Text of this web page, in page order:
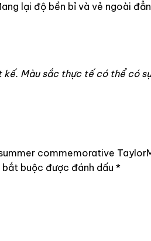
lại độ bền bỉ và vẻ ngoài
Màu sắc thực tế có thể có
commemorative
buộc được đánh dấu *